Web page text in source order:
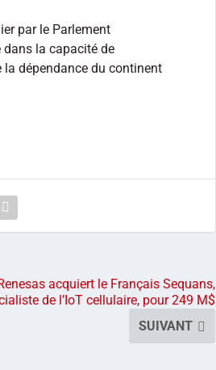
par le Parlement
dans la capacité de
dépendance du continent
acquiert le Français Sequans,
de l’IoT cellulaire, pour 249 M$
SUIVANT